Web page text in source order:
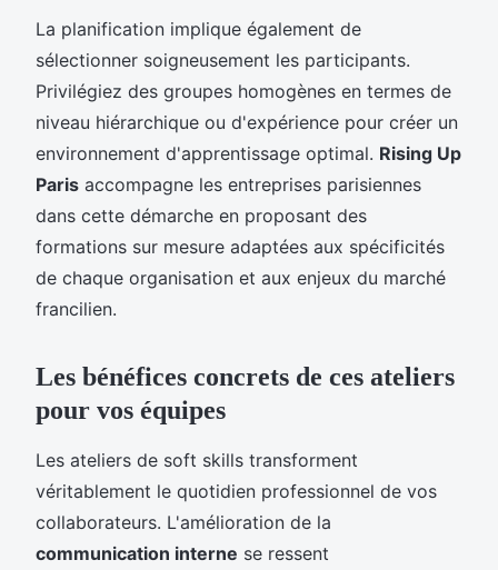
La planification implique également de
sélectionner soigneusement les participants.
Privilégiez des groupes homogènes en termes de
niveau hiérarchique ou d'expérience pour créer un
environnement d'apprentissage optimal. Rising Up
Paris accompagne les entreprises parisiennes
dans cette démarche en proposant des
formations sur mesure adaptées aux spécificités
de chaque organisation et aux enjeux du marché
francilien.
Les bénéfices concrets de ces ateliers
pour vos équipes
Les ateliers de soft skills transforment
véritablement le quotidien professionnel de vos
collaborateurs. L'amélioration de la
communication interne se ressent